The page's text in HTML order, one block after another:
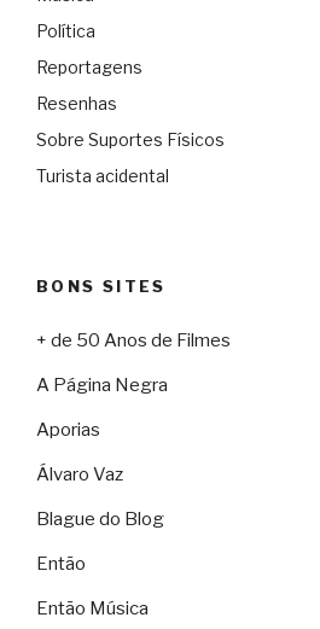
Política
Reportagens
Resenhas
Sobre Suportes Físicos
Turista acidental
BONS SITES
+ de 50 Anos de Filmes
A Página Negra
Aporias
Álvaro Vaz
Blague do Blog
Então
Então Música